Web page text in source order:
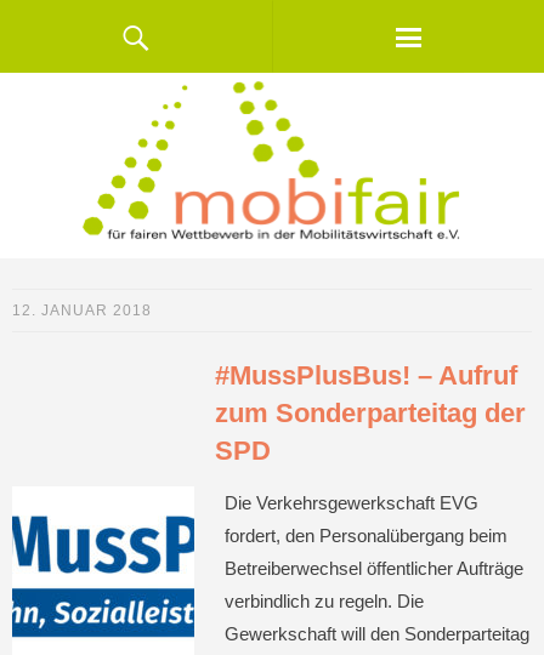
12. JANUAR 2018
#MussPlusBus! – Aufruf
zum Sonderparteitag der
SPD
Die Verkehrsgewerkschaft EVG
fordert, den Personalübergang beim
Betreiberwechsel öffentlicher Aufträge
verbindlich zu regeln. Die
Gewerkschaft will den Sonderparteitag